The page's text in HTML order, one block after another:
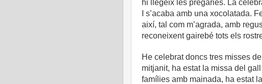
hi llegeix les pregàries. La
I s’acaba amb una xocolatada.
així, tal com m’agrada, amb
reconeixent gairebé tots els
He celebrat doncs tres misses
mitjanit, ha estat la missa del
famílies amb mainada, ha estat